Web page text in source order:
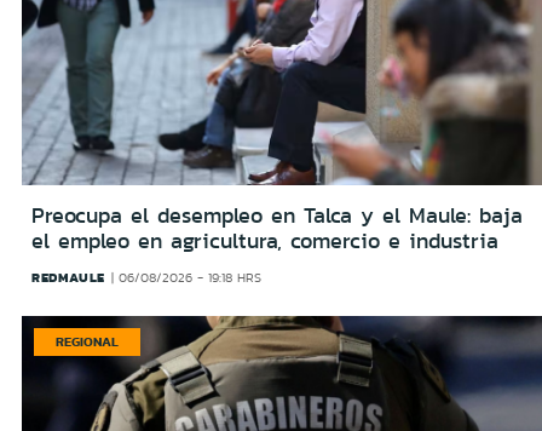
Preocupa el desempleo en Talca y el Maule: baja
el empleo en agricultura, comercio e industria
REDMAULE 06/08/2026 - 19:18 HRS
REGIONAL